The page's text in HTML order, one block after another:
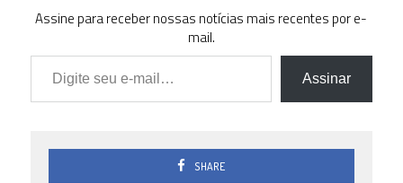
1.0
0 ( 0 % )
0.5
0.0
Assine para receber nossas notícias mais recentes por e-
mail.
Digite seu e-mail…
Assinar
SHARE